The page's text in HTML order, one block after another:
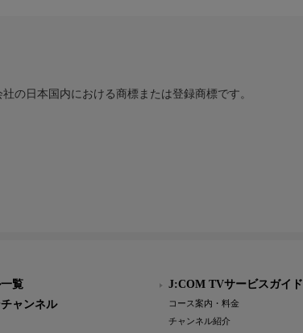
の日本国内における商標または登録商標です。
覧
ャンネル
J:COM TVサービスガイド
コース案内・料金
チャンネル紹介